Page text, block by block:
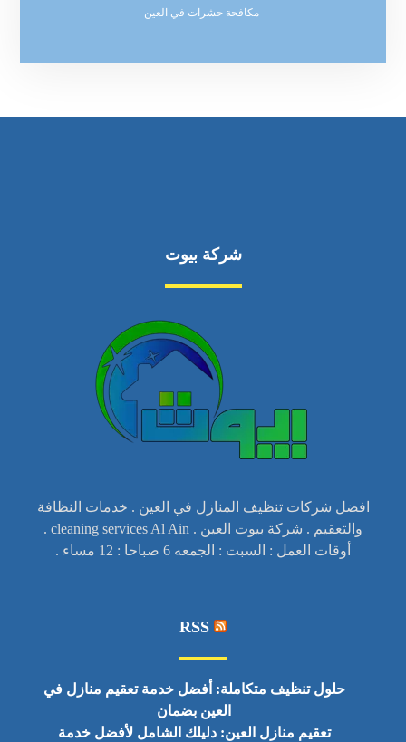
مكافحة حشرات في العين
شركة بيوت
افضل شركات تنظيف المنازل في العين . خدمات النظافة
والتعقيم . شركة بيوت العين . cleaning services Al Ain .
أوقات العمل : السبت : الجمعه 6 صباحا : 12 مساء .
RSS
حلول تنظيف متكاملة: أفضل خدمة تعقيم منازل في
العين بضمان
تعقيم منازل العين: دليلك الشامل لأفضل خدمة